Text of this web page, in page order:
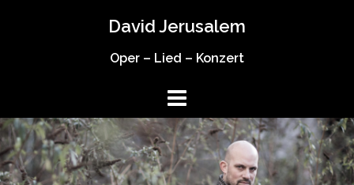
David Jerusalem
Oper – Lied – Konzert